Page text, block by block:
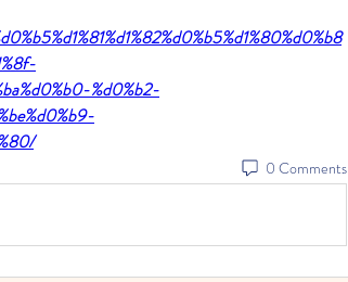
%d0%b2-
0 Comments